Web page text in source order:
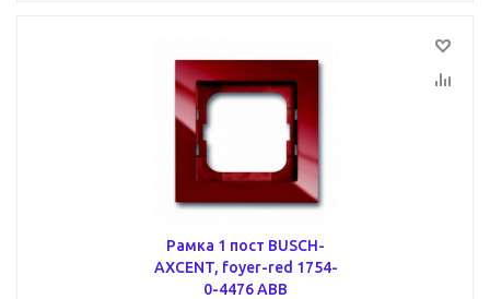
Рамка 1 пост BUSCH-
AXCENT, foyer-red 1754-
0-4476 ABB